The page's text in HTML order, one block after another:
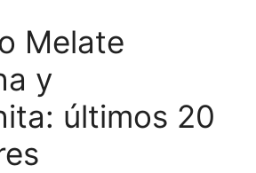
Melate
y
últimos 20